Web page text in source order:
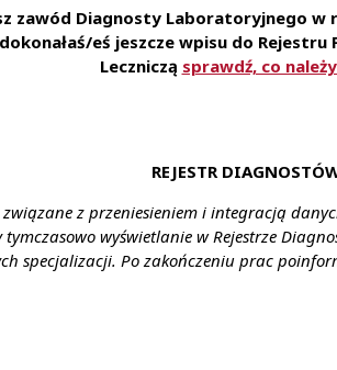
zawód Diagnosty Laboratoryjnego w
eś jeszcze wpisu do
Leczniczą sprawdź, co
REJESTR
z przeniesieniem i integracją
tymczasowo wyświetlanie w Rejestrze
specjalizacji. Po zakończeniu prac
dla naszych Pracowników i ich
do ubezpieczenia na życie oraz karty
z prywatnej opieki medycznej
laboratorium pozwalającą
Tuchola
wyższe